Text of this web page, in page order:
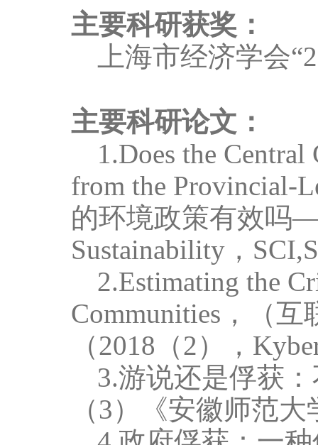
主要科研获奖：
上海市经济学会“
主要科研论文：
1.Does the Central
from the Provincial-
的环境政策有效吗
Sustainability ，
2.Estimating the
Communities ，（
（2018 （2），
3.游说还是俘获
（3）《安徽师范